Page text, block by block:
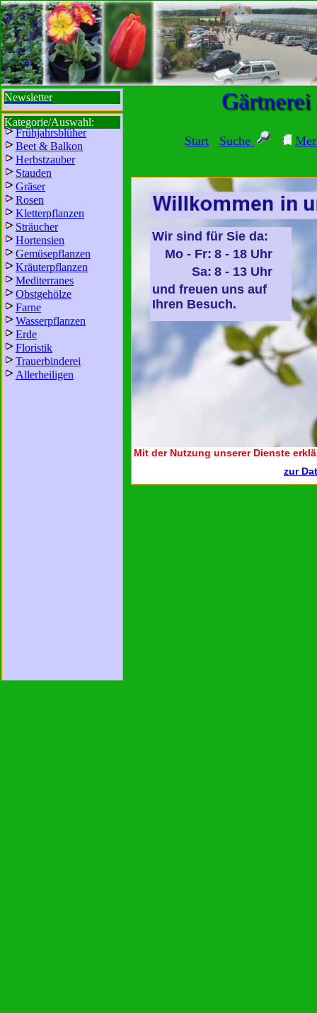
sbisbbib
Start Suche
Gärtnerei
Newsletter
Kategorie/Auswahl:
Frühjahrsblüher
Beet & Balkon
Herbstzauber
Stauden
Gräser
Rosen
Kletterpflanzen
Sträucher
Hortensien
Gemüsepflanzen
Kräuterpflanzen
Mediterranes
Obstgehölze
Farne
Wasserpflanzen
Erde
Floristik
Trauerbinderei
Allerheiligen
Wir sind für Sie da:
Mo - Fr: 8 - 18 Uhr
Sa: 8 - 13 Uhr
und freuen uns auf
Ihren Besuch.
Mit der Nutzung unserer Dienste
zur